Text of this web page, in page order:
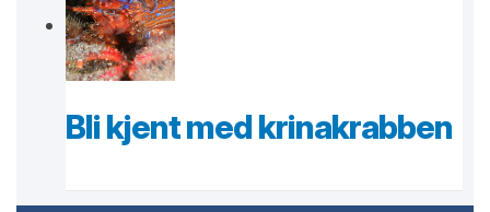
Bli kjent med krinakrabben